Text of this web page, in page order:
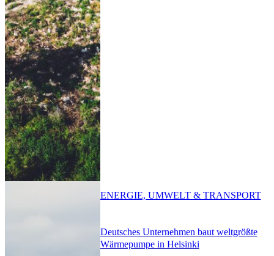
Deutsches Unternehmen baut weltgrößte
Wärmepumpe in Helsinki
ENERGIE, UMWELT & TRANSPORT